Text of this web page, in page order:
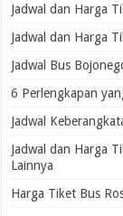
Jadwal dan Harga
Jadwal dan Harga
Jadwal Bus
6 Perlengkapan
Jadwal
Jadwal dan Harga
Lainnya
Harga Tiket Bus